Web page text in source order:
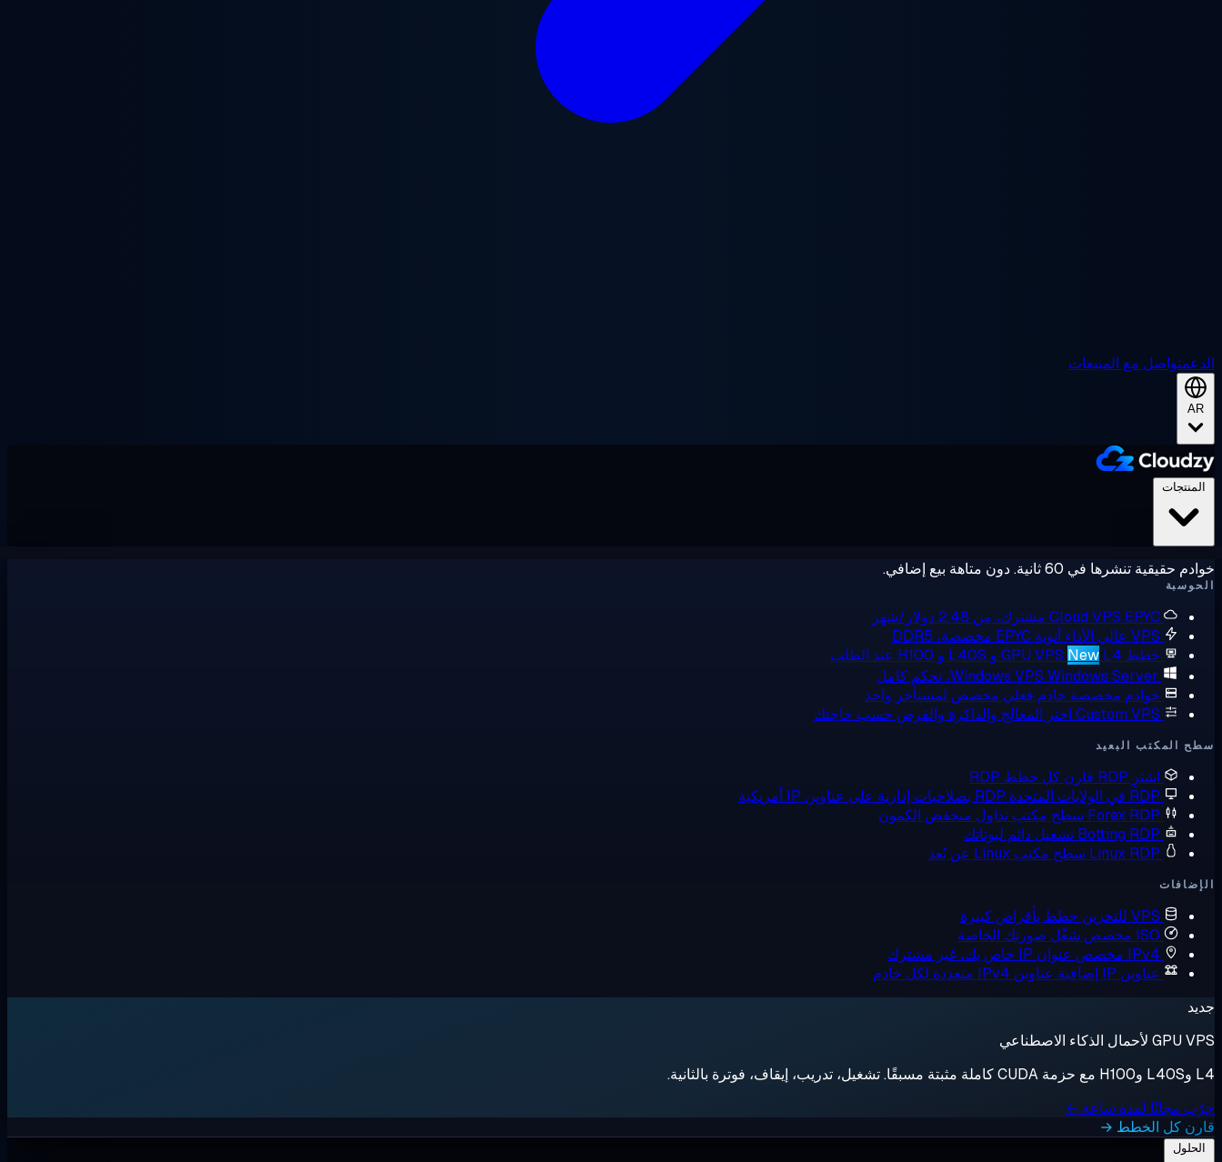
الدعمتواصل مع المبيعات
AR
المنتجات
خوادم حقيقية تنشرها في 60 ثانية. دون متاهة بيع إضافي.
الحوسبة
Cloud VPS EPYC مشترك، من 2.48 دولار/شهر
VPS عالي الأداء
أنوية EPYC مخصصة، DDR5
خطط GPU VPS
New L4 و L40S و H100 عند الطلب
Windows VPS Windows Server، تحكم كامل
خوادم مخصصة خادم فعلي مخصص لمستأجر واحد
Custom VPS اختر المعالج والذاكرة والقرص حسب حاجتك
سطح المكتب البعيد
اشترِ RDP
قارن كل خطط RDP
RDP في الولايات المتحدة
RDP بصلاحيات إدارية على عناوين IP أمريكية
Forex RDP سطح مكتب تداول منخفض الكمون
Botting RDP تشغيل دائم لبوتاتك
Linux RDP سطح مكتب Linux عن بُعد
الإضافات
VPS للتخزين
خطط بأقراص كبيرة
ISO مخصص
شغّل صورتك الخاصة
IPv4 مخصص
عنوان IP خاص بك، غير مشترك
عناوين IP إضافية
عناوين IPv4 متعددة لكل خادم
جديد
GPU VPS لأحمال الذكاء الاصطناعي
L4 وL40S وH100 مع حزمة CUDA كاملة مثبتة مسبقًا. تشغيل، تدريب، إيقاف، فوترة بالثانية.
جرّب مجانًا لمدة ساعة ←
قارن كل الخطط →
الحلول